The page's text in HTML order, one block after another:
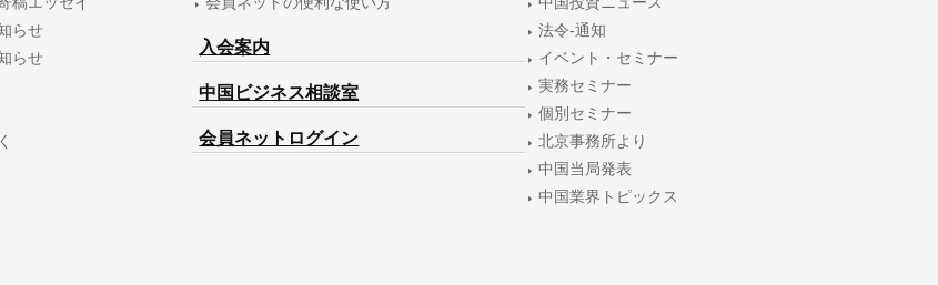
らせ
らせ
入会案内
中国ビジネス相談室
会員ネットログイン
法令-通知
イベント・セミナー
実務セミナー
個別セミナー
北京事務所より
中国当局発表
中国業界トピックス